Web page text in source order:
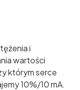
i
wartości
którym serce
10%/10 mA.